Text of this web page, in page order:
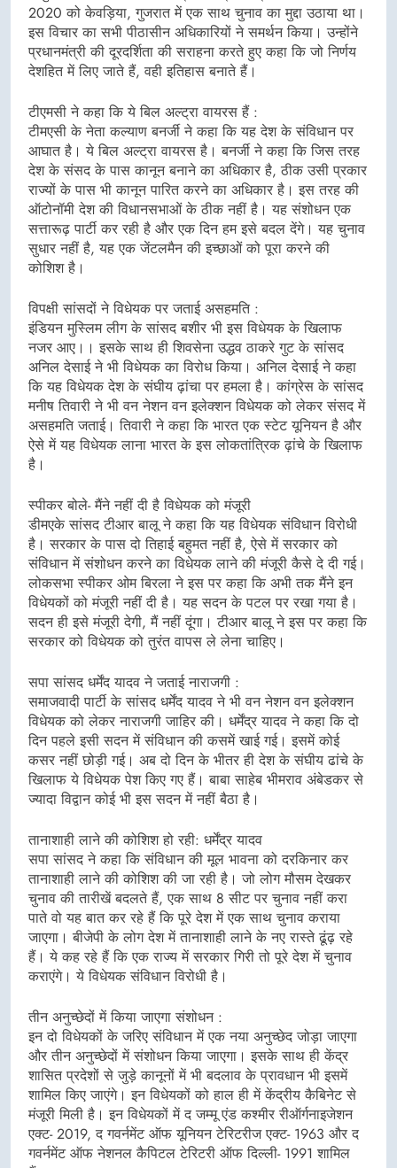
2020 को केवड़िया, गुजरात में एक साथ चुनाव का मुद्दा उठाया था।
इस विचार का सभी पीठासीन अधिकारियों ने समर्थन किया। उन्होंने
प्रधानमंत्री की दूरदर्शिता की सराहना करते हुए कहा कि जो निर्णय
देशहित में लिए जाते हैं, वही इतिहास बनाते हैं।
टीएमसी ने कहा कि ये बिल अल्ट्रा वायरस हैं :
टीमएसी के नेता कल्याण बनर्जी ने कहा कि यह देश के संविधान पर
आघात है। ये बिल अल्ट्रा वायरस है। बनर्जी ने कहा कि जिस तरह
देश के संसद के पास कानून बनाने का अधिकार है, ठीक उसी प्रकार
राज्यों के पास भी कानून पारित करने का अधिकार है। इस तरह की
ऑटोनॉमी देश की विधानसभाओं के ठीक नहीं है। यह संशोधन एक
सत्तारूढ़ पार्टी कर रही है और एक दिन हम इसे बदल देंगे। यह चुनाव
सुधार नहीं है, यह एक जेंटलमैन की इच्छाओं को पूरा करने की
कोशिश है।
विपक्षी सांसदों ने विधेयक पर जताई असहमति :
इंडियन मुस्लिम लीग के सांसद बशीर भी इस विधेयक के खिलाफ
नजर आए।। इसके साथ ही शिवसेना उद्धव ठाकरे गुट के सांसद
अनिल देसाई ने भी विधेयक का विरोध किया। अनिल देसाई ने कहा
कि यह विधेयक देश के संघीय ढ़ांचा पर हमला है। कांग्रेस के सांसद
मनीष तिवारी ने भी वन नेशन वन इलेक्शन विधेयक को लेकर संसद में
असहमति जताई। तिवारी ने कहा कि भारत एक स्टेट यूनियन है और
ऐसे में यह विधेयक लाना भारत के इस लोकतांत्रिक ढ़ांचे के खिलाफ
है।
स्पीकर बोले- मैंने नहीं दी है विधेयक को मंजूरी
डीमएके सांसद टीआर बालू ने कहा कि यह विधेयक संविधान विरोधी
है। सरकार के पास दो तिहाई बहुमत नहीं है, ऐसे में सरकार को
संविधान में संशोधन करने का विधेयक लाने की मंजूरी कैसे दे दी गई।
लोकसभा स्पीकर ओम बिरला ने इस पर कहा कि अभी तक मैंने इन
विधेयकों को मंजूरी नहीं दी है। यह सदन के पटल पर रखा गया है।
सदन ही इसे मंजूरी देगी, मैं नहीं दूंगा। टीआर बालू ने इस पर कहा कि
सरकार को विधेयक को तुरंत वापस ले लेना चाहिए।
सपा सांसद धर्मेंद यादव ने जताई नाराजगी :
समाजवादी पार्टी के सांसद धर्मेंद यादव ने भी वन नेशन वन इलेक्शन
विधेयक को लेकर नाराजगी जाहिर की। धर्मेंद्र यादव ने कहा कि दो
दिन पहले इसी सदन में संविधान की कसमें खाई गई। इसमें कोई
कसर नहीं छोड़ी गई। अब दो दिन के भीतर ही देश के संघीय ढांचे के
खिलाफ ये विधेयक पेश किए गए हैं। बाबा साहेब भीमराव अंबेडकर से
ज्यादा विद्वान कोई भी इस सदन में नहीं बैठा है।
तानाशाही लाने की कोशिश हो रही: धर्मेंद्र यादव
सपा सांसद ने कहा कि संविधान की मूल भावना को दरकिनार कर
तानाशाही लाने की कोशिश की जा रही है। जो लोग मौसम देखकर
चुनाव की तारीखें बदलते हैं, एक साथ 8 सीट पर चुनाव नहीं करा
पाते वो यह बात कर रहे हैं कि पूरे देश में एक साथ चुनाव कराया
जाएगा। बीजेपी के लोग देश में तानाशाही लाने के नए रास्ते ढूंढ़ रहे
हैं। ये कह रहे हैं कि एक राज्य में सरकार गिरी तो पूरे देश में चुनाव
कराएंगे। ये विधेयक संविधान विरोधी है।
तीन अनुच्छेदों में किया जाएगा संशोधन :
इन दो विधेयकों के जरिए संविधान में एक नया अनुच्छेद जोड़ा जाएगा
और तीन अनुच्छेदों में संशोधन किया जाएगा। इसके साथ ही केंद्र
शासित प्रदेशों से जुड़े कानूनों में भी बदलाव के प्रावधान भी इसमें
शामिल किए जाएंगे। इन विधेयकों को हाल ही में केंद्रीय कैबिनेट से
मंजूरी मिली है। इन विधेयकों में द जम्मू एंड कश्मीर रीऑर्गनाइजेशन
एक्ट- 2019, द गवर्नमेंट ऑफ यूनियन टेरिटरीज एक्ट- 1963 और द
गवर्नमेंट ऑफ नेशनल कैपिटल टेरिटरी ऑफ दिल्ली- 1991 शामिल